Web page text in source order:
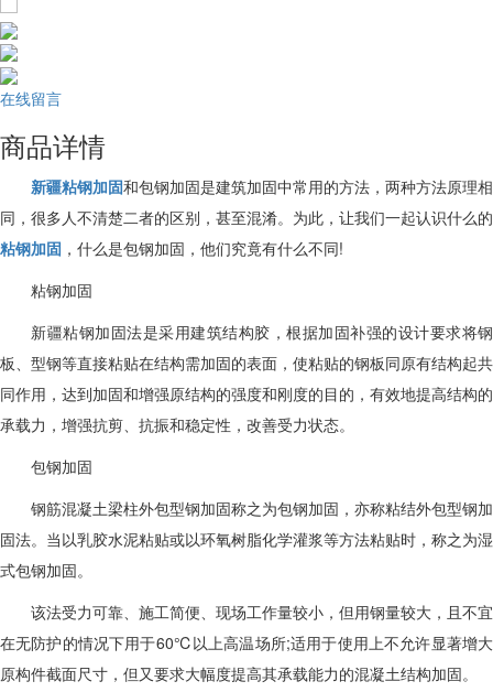
在线留言
商品详情
新疆粘钢加固和包钢加固是建筑加固中常用的方法，两种方法原理相
同，很多人不清楚二者的区别，甚至混淆。为此，让我们一起认识什么的
粘钢加固 ，什么是包钢加固，他们究竟有什么不同!
粘钢加固
新疆粘钢加固法是采用建筑结构胶，根据加固补强的设计要求将钢
板、型钢等直接粘贴在结构需加固的表面，使粘贴的钢板同原有结构起共
同作用，达到加固和增强原结构的强度和刚度的目的，有效地提高结构的
承载力，增强抗剪、抗振和稳定性，改善受力状态。
包钢加固
钢筋混凝土梁柱外包型钢加固称之为包钢加固，亦称粘结外包型钢加
固法。当以乳胶水泥粘贴或以环氧树脂化学灌浆等方法粘贴时，称之为湿
式包钢加固。
该法受力可靠、施工简便、现场工作量较小，但用钢量较大，且不宜
在无防护的情况下用于60℃以上高温场所;适用于使用上不允许显著增大
原构件截面尺寸，但又要求大幅度提高其承载能力的混凝土结构加固。